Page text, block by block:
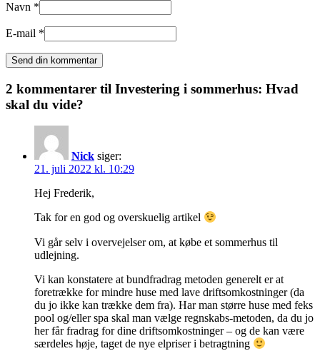
Navn *
E-mail *
2 kommentarer til Investering i sommerhus: Hvad
skal du vide?
Nick siger:
21. juli 2022 kl. 10:29
Hej Frederik,
Tak for en god og overskuelig artikel
Vi går selv i overvejelser om, at købe et sommerhus til
udlejning.
Vi kan konstatere at bundfradrag metoden generelt er at
foretrække for mindre huse med lave driftsomkostninger (da
du jo ikke kan trække dem fra). Har man større huse med feks
pool og/eller spa skal man vælge regnskabs-metoden, da du jo
her får fradrag for dine driftsomkostninger – og de kan være
særdeles høje, taget de nye elpriser i betragtning